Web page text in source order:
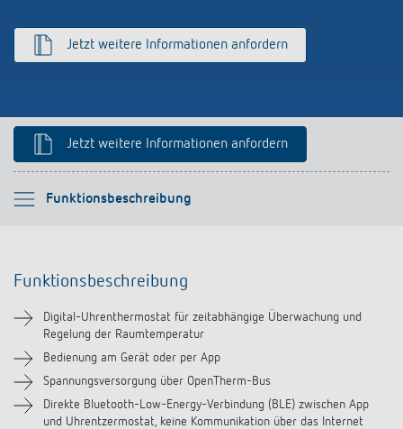
LUXORliving
Historie
Jetzt weitere Informationen anfordern
Jetzt weitere Informationen anfordern
Funktionsbeschreibung
Bitte auswählen
Technische Informationen
Downloads
Zubehör
Funktionsbeschreibung
Digital-Uhrenthermostat für zeitabhängige Überwachung und
Regelung der Raumtemperatur
Bedienung am Gerät oder per App
Spannungsversorgung über OpenTherm-Bus
Direkte Bluetooth-Low-Energy-Verbindung (BLE) zwischen App
und Uhrentzermostat, keine Kommunikation über das Internet